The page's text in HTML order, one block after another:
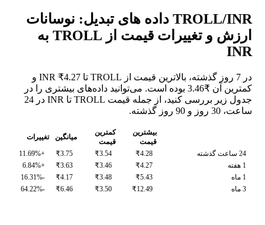
TROLL/INR داده های تبدیل: نوسانات
ارزش و تغییرات قیمت از TROLL به
INR
در 7 روز گذشته، بالاترین قیمت از TROLL تا INR ₹4.27 و
کمترین آن ₹3.46 بوده است. می‌توانید داده‌های بیشتری را در
جدول زیر بررسی کنید، از جمله قیمت TROLL تا INR در 24
ساعت، 30 روز و 90 روز گذشته.
بیشترین
قیمت
کمترین
قیمت
میانگین
تغییرات
24 ساعت گذشته
₹4.28
₹3.54
₹3.75
+11.69%
1 هفته
₹4.27
₹3.46
₹3.63
+6.84%
1 ماه
₹5.43
₹3.48
₹4.17
-16.31%
3 ماه
₹12.49
₹3.50
₹6.46
-64.22%